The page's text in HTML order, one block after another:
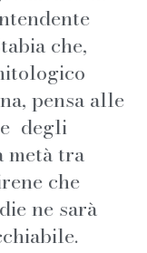
che,
pensa alle
degli
tra
che
ne sarà